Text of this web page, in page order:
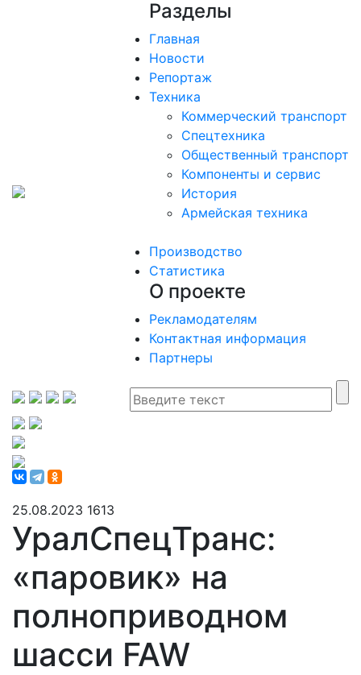
Разделы
Главная
Новости
Репортаж
Техника
Коммерческий транспорт
Спецтехника
Общественный транспорт
Компоненты и сервис
История
Армейская техника
Производство
Статистика
О проекте
Рекламодателям
Контактная информация
Партнеры
25.08.2023 1613
УралСпецТранс:
«паровик» на
полноприводном
шасси FAW